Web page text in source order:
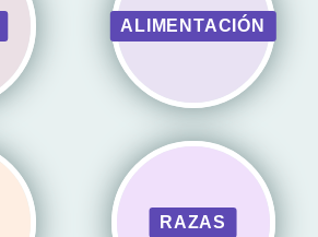
ALIMENTACIÓN
RAZAS